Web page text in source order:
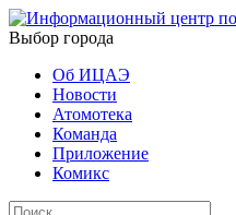
Выбор города
Об ИЦАЭ
Новости
Атомотека
Команда
Приложение
Комикс